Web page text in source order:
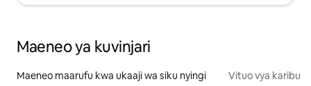
Maeneo ya kuvinjari
Maeneo maarufu kwa ukaaji wa siku nyingi Vituo vya karibu